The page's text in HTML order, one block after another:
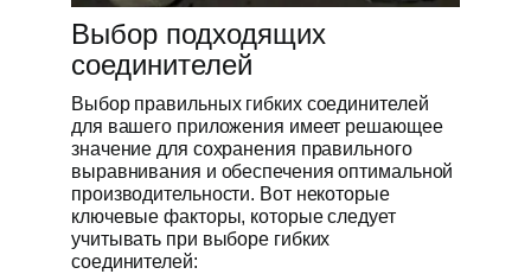
Выбор подходящих
соединителей
Выбор правильных гибких соединителей
для вашего приложения имеет решающее
значение для сохранения правильного
выравнивания и обеспечения оптимальной
производительности. Вот некоторые
ключевые факторы, которые следует
учитывать при выборе гибких
соединителей: